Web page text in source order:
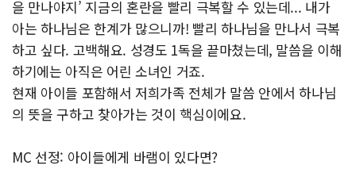
을 만나야지’ 지금의 혼란을 빨리 극복할 수 있는데... 내가
아는 하나님은 한계가 많으니까! 빨리 하나님을 만나서 극복
하고 싶다. 고백해요. 성경도 1독을 끝마쳤는데, 말씀을 이해
하기에는 아직은 어린 소녀인 거죠.
현재 아이들 포함해서 저희가족 전체가 말씀 안에서 하나님
의 뜻을 구하고 찾아가는 것이 핵심이에요.
MC 선정: 아이들에게 바램이 있다면?